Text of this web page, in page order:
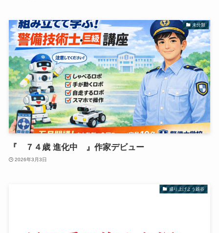
未分類
『 ７４歳 進化中 』作家デビュー
2026年3月3日
盛り上げよう越谷